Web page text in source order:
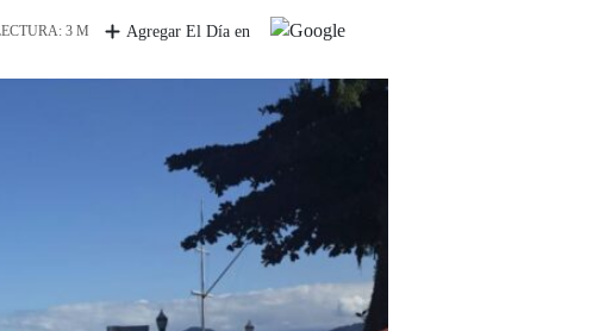
3 M Agregar El Día en